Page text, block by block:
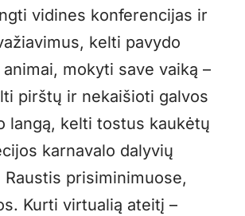
vidines konferencijas ir
kelti pavydo
mokyti save vaiką –
pirštų ir nekaišioti galvos
langą, kelti tostus kaukėtų
karnavalo dalyvių
Raustis prisiminimuose,
Kurti virtualią ateitį –